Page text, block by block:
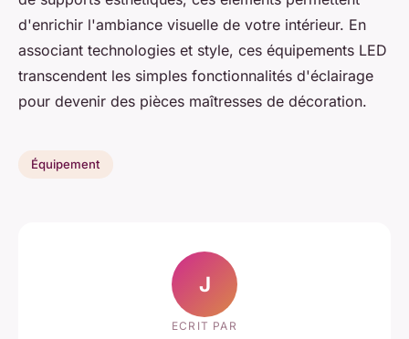
d'enrichir l'ambiance visuelle de votre intérieur. En
associant technologies et style, ces équipements LED
transcendent les simples fonctionnalités d'éclairage
pour devenir des pièces maîtresses de décoration.
Équipement
J
ECRIT PAR